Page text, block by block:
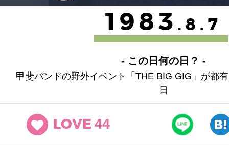
1983 .8.7
- この日何の日？ -
甲斐バンドの野外イベント「THE BIG GIG」が都
日
LOVE 44